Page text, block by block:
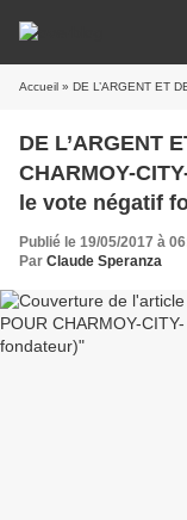
Accueil » DE L’ARGENT ET DE
DE L’ARGENT
CHARMOY-
le vote négatif
Publié le 19/05/2017 à
Par Claude Speranza